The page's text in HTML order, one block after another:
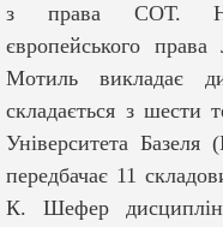
з права СОТ.
європейського права
Мотиль викладає
складається з шести
Університета
передбачає 11
К. Шефер